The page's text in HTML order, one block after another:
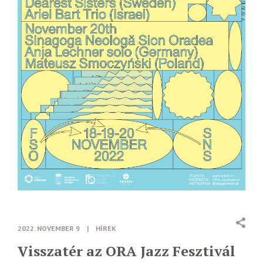
2022. NOVEMBER 9 | HÍREK
Visszatér az ORA Jazz Fesztivál